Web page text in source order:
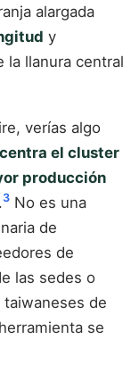
alargada
y
la llanura central
verías algo
el cluster
producción
.3 No es una
de
de
las sedes o
de
se